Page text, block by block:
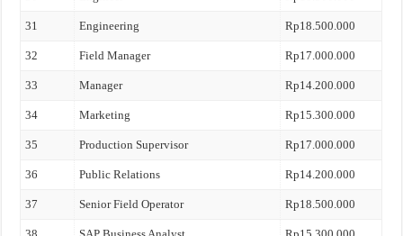
31 Engineering Rp18.500.000
32 Field Manager Rp17.000.000
33 Manager Rp14.200.000
34 Marketing Rp15.300.000
35 Production Supervisor Rp17.000.000
36 Public Relations Rp14.200.000
37 Senior Field Operator Rp18.500.000